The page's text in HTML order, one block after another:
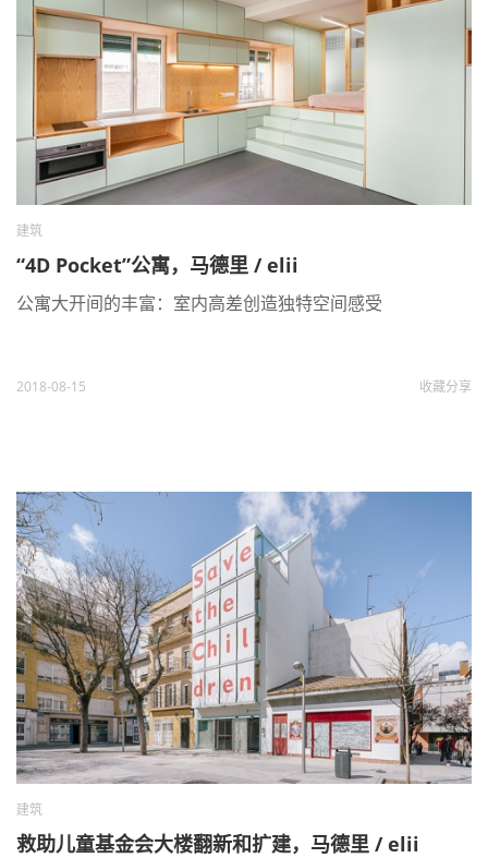
建筑
“4D Pocket”公寓，马德里 / elii
公寓大开间的丰富：室内高差创造独特空间感受
2018-08-15 收藏分享
建筑
救助儿童基金会大楼翻新和扩建，马德里 / elii